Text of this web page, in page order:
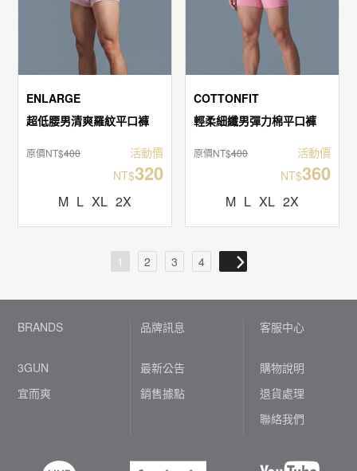
ENLARGE
超低腰男清爽羅紋平口褲
原價NT$400
活動價
NT$320
M L XL 2X
COTTONFIT
輕柔細纖男彈力棉平口褲
原價NT$400
活動價
NT$360
M L XL 2X
1 2 3 4
BRANDS
3GUN
宜而爽
品牌訊息
最新公告
銷售據點
客服中心
購物說明
退貨處理
聯絡我們